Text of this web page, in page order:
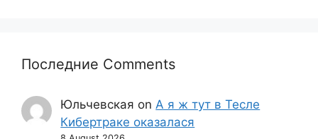
Последние Comments
Юльчевская on А я ж тут в Тесле
Кибертраке оказалася